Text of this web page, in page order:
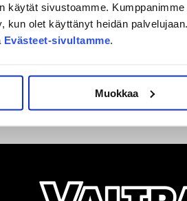
käytät sivustoamme.
kun olet käyttänyt heidän
Evästeet-sivultamme.
Muokkaa